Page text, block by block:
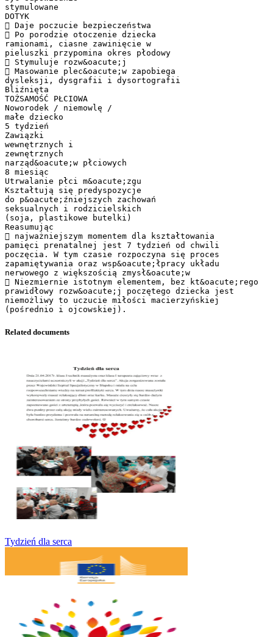
stymulowane
DOTYK
 Daje poczucie bezpieczeństwa
 Po porodzie otoczenie dziecka
ramionami, ciasne zawinięcie w
pieluszki przypomina okres płodowy
 Stymuluje rozw&oacute;j
 Masowanie plec&oacute;w zapobiega
dysleksji, dysgrafii i dysortografii
Bliźnięta
TOŻSAMOŚĆ PŁCIOWA
Noworodek / niemowlę /
małe dziecko
5 tydzień
Zawiązki
wewnętrznych i
zewnętrznych
narząd&oacute;w płciowych
8 miesiąc
Utrwalanie płci m&oacute;zgu
Kształtują się predyspozycje
do p&oacute;źniejszych zachowań
seksualnych i rodzicielskich
(soja, plastikowe butelki)
Reasumując
 najważniejszym momentem dla kształtowania
pamięci prenatalnej jest 7 tydzień od chwili
poczęcia. W tym czasie rozpoczyna się proces
zapamiętywania oraz wsp&oacute;łpracy układu
nerwowego z większością zmysł&oacute;w
 Niezmiernie istotnym elementem, bez kt&oacute;rego
prawidłowy rozw&oacute;j poczętego dziecka jest
niemożliwy to uczucie miłości macierzyńskiej
Related documents
Tydzień dla serca